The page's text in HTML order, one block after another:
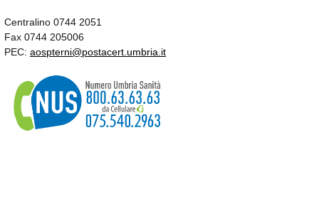
Centralino 0744 2051
Fax 0744 205006
PEC: aospterni@postacert.umbria.it